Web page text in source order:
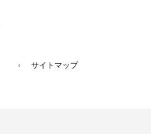
サイトマップ